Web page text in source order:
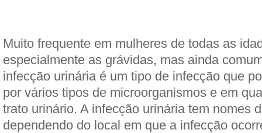
Muito frequente em mulheres de todas as
especialmente as grávidas, mas ainda
infecção urinária é um tipo de infecção que
por vários tipos de microorganismos e em
trato urinário. A infecção urinária tem nomes
dependendo do local em que a infecção